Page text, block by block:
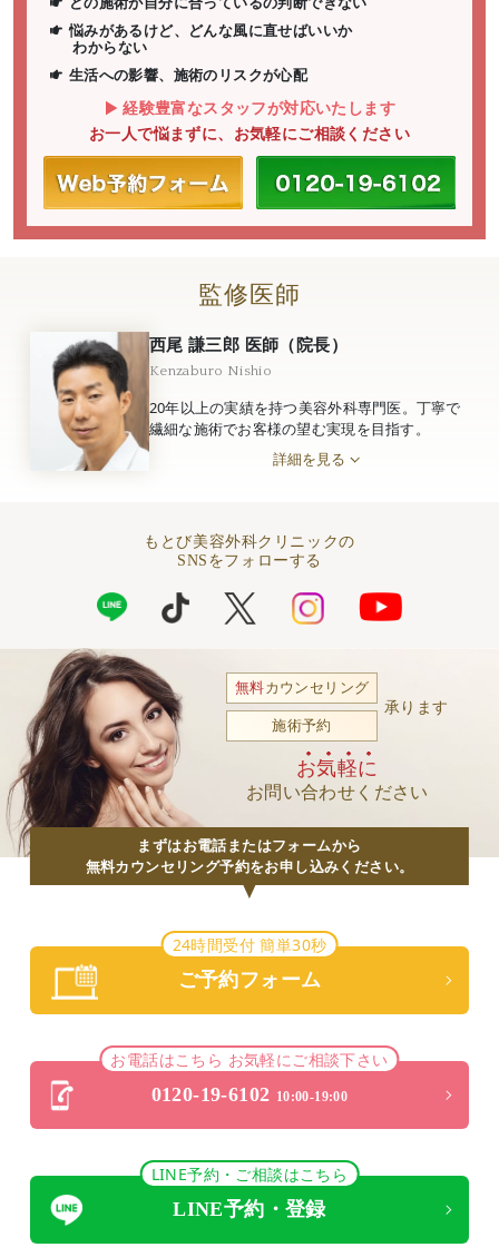
悩みがあるけど、どんな風に直せばいいか
わからない
生活への影響、施術のリスクが心配
経験豊富なスタッフが対応いたします
お一人で悩まずに、お気軽にご相談ください
監修医師
西尾 謙三郎 医師（院長）
Kenzaburo Nishio
20年以上の実績を持つ美容外科専門医。丁寧で
繊細な施術でお客様の望む実現を目指す。
詳細を見る
もとび美容外科クリニックの
SNSをフォローする
無料カウンセリング
施術予約
承ります
お気軽に
お問い合わせください
まずはお電話またはフォームから
無料カウンセリング予約をお申し込みください。
24時間受付 簡単30秒
ご予約フォーム
お電話はこちら お気軽にご相談下さい
0120-19-6102 10:00-19:00
LINE予約・ご相談はこちら
LINE予約・登録